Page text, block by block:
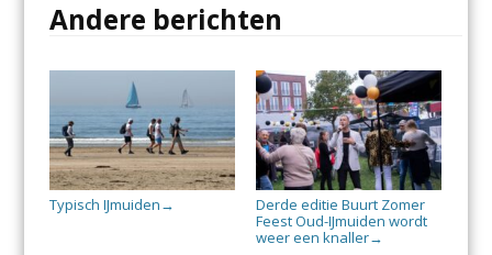
Andere berichten
Typisch IJmuiden →
Derde editie Buurt Zomer
Feest Oud-IJmuiden wordt
weer een knaller→